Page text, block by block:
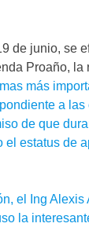
de junio, se
Proaño, la
más
a
de que
el estatus de
el Ing
la